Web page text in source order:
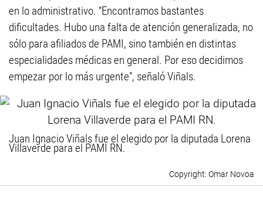
en lo administrativo. “Encontramos bastantes
dificultades. Hubo una falta de atención generalizada, no
sólo para afiliados de PAMI, sino también en distintas
especialidades médicas en general. Por eso decidimos
empezar por lo más urgente”, señaló Viñals.
Juan Ignacio Viñals fue el elegido por la diputada Lorena
Villaverde para el PAMI RN.
Omar Novoa